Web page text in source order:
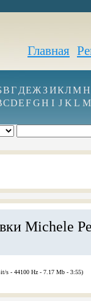
Главная
ВГ ДЕЖ З ИКЛМН
CDEFGH I J K L M
Michele
s - 44100 Hz - 7.17 Mb - 3:55)